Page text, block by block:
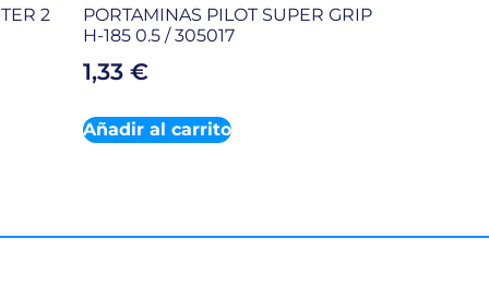
2
PORTAMINAS PILOT SUPER GRIP
H-185 0.5 / 305017
1,33 €
Añadir al carrito